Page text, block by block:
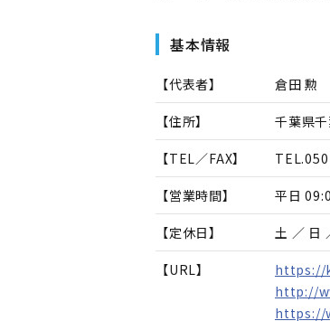
基本情報
【代表者】 倉田 勲
【住所】 千葉県
【TEL／FAX】 TEL.
【営業時間】 平日
【定休日】 土 ／ 日
【URL】
https://
http://
https://